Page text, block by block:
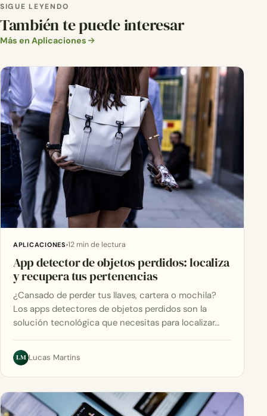
SIGUE LEYENDO
También te puede interesar
Más en Aplicaciones
APLICACIONES 12 min de lectura
App detector de objetos perdidos: localiza
y recupera tus pertenencias
¿Cansado de perder tus llaves, cartera o mochila?
Los apps detectores de objetos perdidos son la
solución tecnológica que necesitas para localizar…
LM Lucas Martins